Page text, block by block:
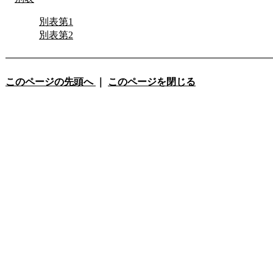
別表第1
別表第2
このページの先頭へ このページを閉じる